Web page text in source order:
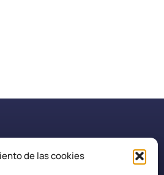
de las cookies